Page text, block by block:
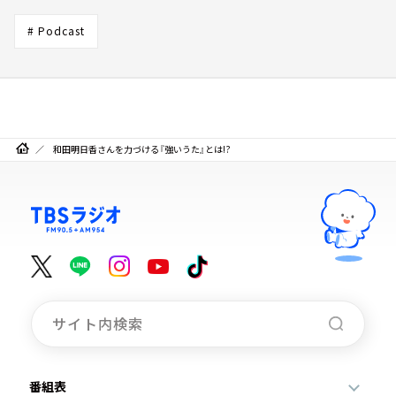
# Podcast
和田明日香さんを力づける『強いうた』とは!?
番組表